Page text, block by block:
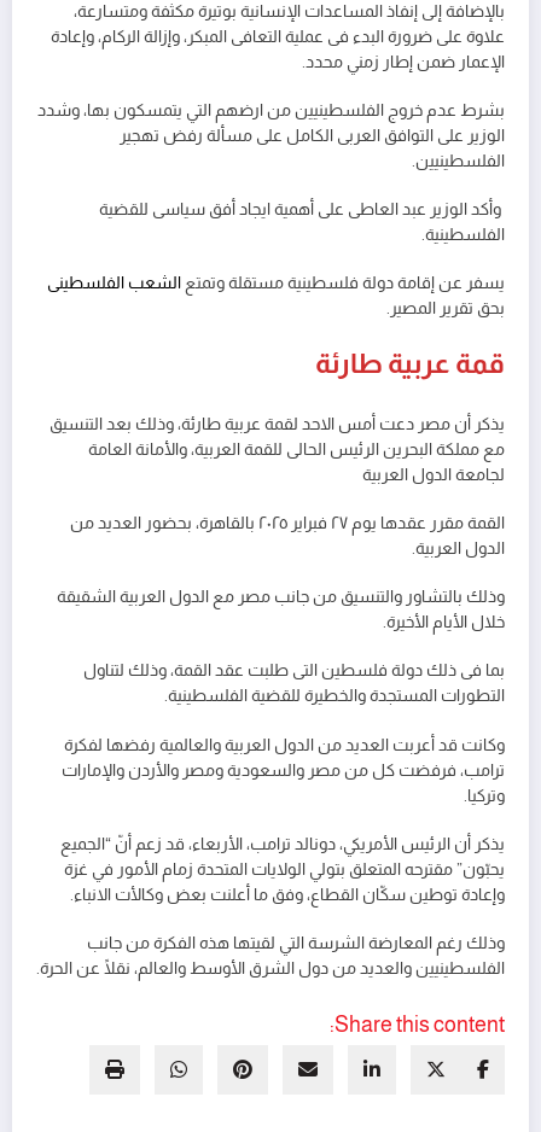
بالإضافة إلى إنفاذ المساعدات الإنسانية بوتيرة مكثفة ومتسارعة،
علاوة على ضرورة البدء فى عملية التعافى المبكر، وإزالة الركام، وإعادة
الإعمار ضمن إطار زمني محدد.
بشرط عدم خروج الفلسطينيين من ارضهم التي يتمسكون بها، وشدد
الوزير على التوافق العربى الكامل على مسألة رفض تهجير
الفلسطينيين.
وأكد الوزير عبد العاطى على أهمية ايجاد أفق سياسى للقضية
الفلسطينية.
يسفر عن إقامة دولة فلسطينية مستقلة وتمتع الشعب الفلسطينى
بحق تقرير المصير.
قمة عربية طارئة
يذكر أن مصر دعت أمس الاحد لقمة عربية طارئة، وذلك بعد التنسيق
مع مملكة البحرين الرئيس الحالى للقمة العربية، والأمانة العامة
لجامعة الدول العربية
القمة مقرر عقدها يوم ٢٧ فبراير ٢٠٢٥ بالقاهرة، بحضور العديد من
الدول العربية.
وذلك بالتشاور والتنسيق من جانب مصر مع الدول العربية الشقيقة
خلال الأيام الأخيرة.
بما فى ذلك دولة فلسطين التى طلبت عقد القمة، وذلك لتناول
التطورات المستجدة والخطيرة للقضية الفلسطينية.
وكانت قد أعربت العديد من الدول العربية والعالمية رفضها لفكرة
ترامب، فرفضت كل من مصر والسعودية ومصر والأردن والإمارات
وتركيا.
يذكر أن الرئيس الأمريكي، دونالد ترامب، الأربعاء، قد زعم أنّ “الجميع
يحبّون” مقترحه المتعلق بتولي الولايات المتحدة زمام الأمور في غزة
وإعادة توطين سكّان القطاع، وفق ما أعلنت بعض وكالأت الانباء.
وذلك رغم المعارضة الشرسة التي لقيتها هذه الفكرة من جانب
الفلسطينيين والعديد من دول الشرق الأوسط والعالم، نقلًا عن الحرة.
Share this content: